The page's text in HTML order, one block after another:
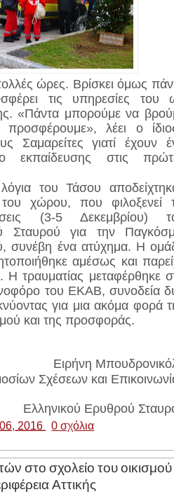
ώρες. Βρίσκει όμως
τις υπηρεσίες του
«Πάντα μπορούμε να
λέει ο
Σαμαρείτες γιατί έχουν
εκπαίδευσης στις
του Τάσου
χώρου, που φιλοξενεί
(3-5 Δεκεμβρίου)
Σταυρού για την
συνέβη ένα ατύχημα. Η
αμέσως και
Η τραυματίας μεταφέρθηκε
του ΕΚΑΒ, συνοδεία
για μια ακόμα φορά
και της προσφοράς.
Ειρήνη
Σχέσεων και
Ελληνικού Ερυθρού
2016 0 σχόλια
στο σχολείο του οικισμού
Αττικής